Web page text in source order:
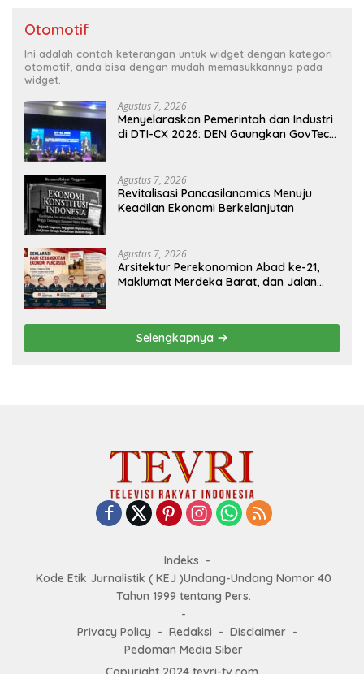
Otomotif
Ini adalah contoh keterangan untuk widget dengan kategori
otomotif, anda bisa dengan mudah memasukkannya pada
widget.
Agustus 7, 2026
Menyelaraskan Pemerintah dan Industri
di DTI-CX 2026: DEN Gaungkan GovTech,
Agustus 7, 2026
Revitalisasi Pancasilanomics Menuju
Keadilan Ekonomi Berkelanjutan
Agustus 7, 2026
Arsitektur Perekonomian Abad ke-21,
Maklumat Merdeka Barat, dan Jalan
Selengkapnya
Indeks
Kode Etik Jurnalistik ( KEJ )Undang-Undang Nomor 40
Tahun 1999 tentang Pers.
Privacy Policy Redaksi
Disclaimer
Pedoman Media Siber